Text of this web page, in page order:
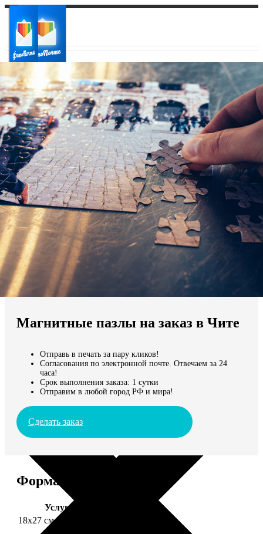
Ваш город:
Ваш регион доставки
Выберите из списка:
Мы доставляем по всему миру
Магнитные пазлы на заказ в Чите
Отправь в печать за пару кликов!
Согласования по электронной почте. Отвечаем за 24
часа!
Срок выполнения заказа: 1 сутки
Отправим в любой город РФ и мира!
Сделать заказ
Форматы и цены
Услуга
18х27 см 126 частей